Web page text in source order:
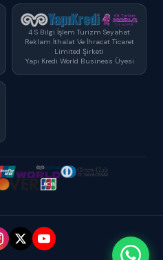
4 S Bilgi İşlem Turizm Seyahat
Reklam İthalat Ve İhracat Ticaret
Limited Şirketi
Yapı Kredi World Business Üyesi